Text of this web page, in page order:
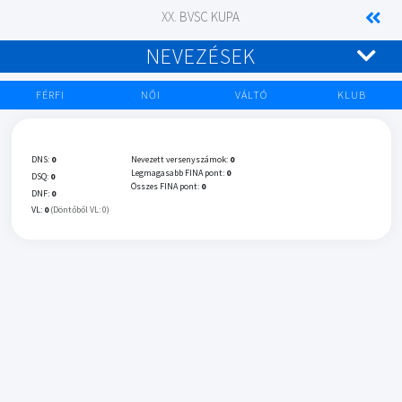
XX. BVSC KUPA
NEVEZÉSEK
FÉRFI NŐI VÁLTÓ KLUB
DNS: 0
DSQ: 0
DNF: 0
VL: 0 (Döntőből VL: 0)
Nevezett versenyszámok: 0
Legmagasabb FINA pont: 0
Összes FINA pont: 0